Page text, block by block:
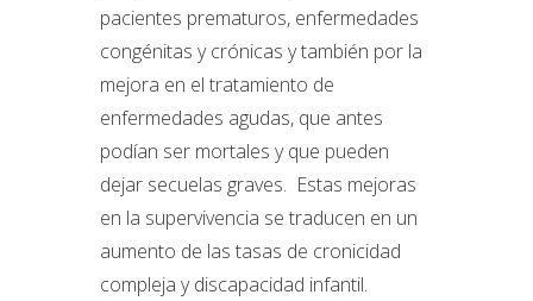
pacientes prematuros, enfermedades
congénitas y crónicas y también por la
mejora en el tratamiento de
enfermedades agudas, que antes
podían ser mortales y que pueden
dejar secuelas graves. Estas mejoras
en la supervivencia se traducen en un
aumento de las tasas de cronicidad
compleja y discapacidad infantil.